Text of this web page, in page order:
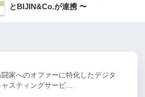
とBIJIN&Co.が連携 〜
闘家へのオファーに特化したデジタ
ャスティングサービ…